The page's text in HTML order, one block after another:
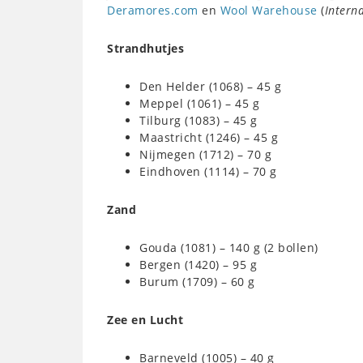
Deramores.com en Wool Warehouse (
Strandhutjes
Den Helder (1068) – 45 g
Meppel (1061) – 45 g
Tilburg (1083) – 45 g
Maastricht (1246) – 45 g
Nijmegen (1712) – 70 g
Eindhoven (1114) – 70 g
Zand
Gouda (1081) – 140 g (2 bollen)
Bergen (1420) – 95 g
Burum (1709) – 60 g
Zee en Lucht
Barneveld (1005) – 40 g